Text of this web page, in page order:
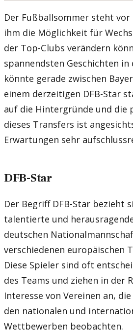
Der Fußballsommer steht
ihm die Möglichkeit für
der Top-Clubs verändern
spannendsten Geschichten in
könnte gerade zwischen
einem derzeitigen DFB-Star
auf die Hintergründe und die
dieses Transfers ist
Erwartungen sehr
DFB-Star
Der Begriff DFB-Star bezieht
talentierte und
deutschen
verschiedenen europäischen
Diese Spieler sind oft
des Teams und ziehen in der
Interesse von Vereinen an,
den nationalen und
Wettbewerben beobachten.